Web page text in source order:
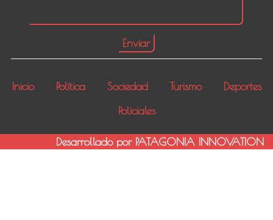
Inicio Política Sociedad Turismo
Deportes
Policiales
Desarrollado por PATAGONIA INNOVATION